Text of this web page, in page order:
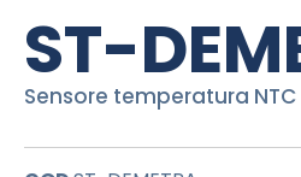
ST-
Sensore temperatura NTC